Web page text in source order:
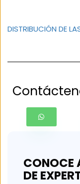
DISTRIBUCIÓN DE
CONOCE
DE